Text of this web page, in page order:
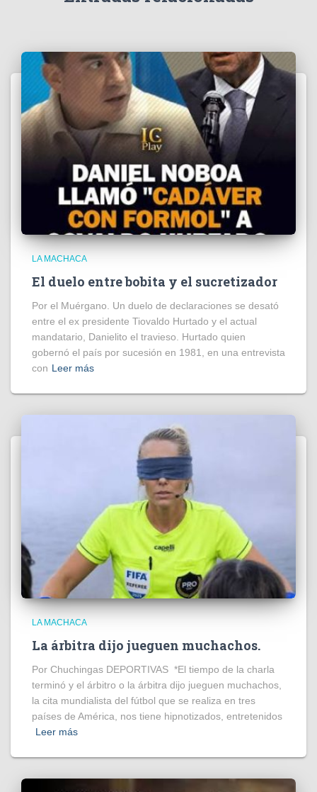
LA MACHACA
El duelo entre bobita y el sucretizador
Por el Muérgano. Un duelo de declaraciones se desató
entre el ex presidente Tiovaldo Hurtado y el actual
mandatario, Danielito el travieso. Hurtado quien
gobernó el país por sucesión en 1981, en una entrevista
con Leer más
LA MACHACA
La árbitra dijo jueguen muchachos.
Por Chuchingas DEPORTIVAS *El tiempo de la charla
terminó y el árbitro o la árbitra dijo jueguen muchachos,
la cita mundialista del fútbol que se realiza en tres
países de América, nos tiene hipnotizados, entretenidos
Leer más